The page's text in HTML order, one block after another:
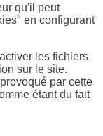
qu'il peut
en configurant
les fichiers
sur le site.
par cette
étant du fait